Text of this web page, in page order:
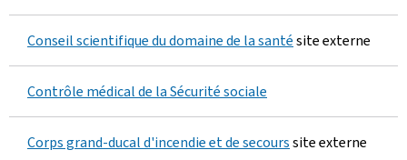
Conseil scientifique du domaine de la santésite externe
Contrôle médical de la Sécurité sociale
Corps grand-ducal d'incendie et de secourssite externe